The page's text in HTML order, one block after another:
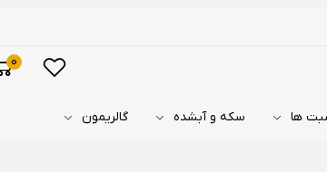
0
ها سکه و آبشده گالریمون